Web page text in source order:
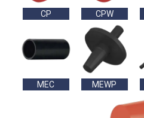
CP CPW
MEC MEWP